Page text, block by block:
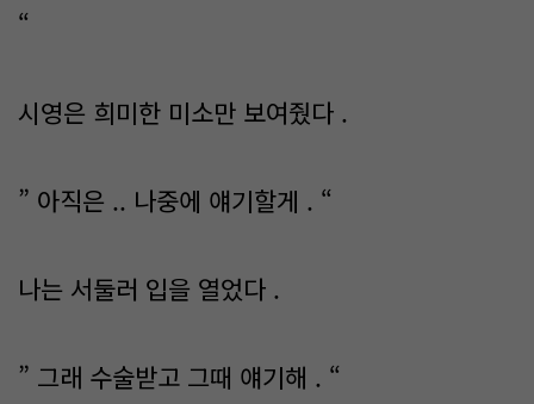
“
시영은 희미한 미소만 보여줬다 .
” 아직은 .. 나중에 얘기할게 . “
나는 서둘러 입을 열었다 .
” 그래 수술받고 그때 얘기해 . “